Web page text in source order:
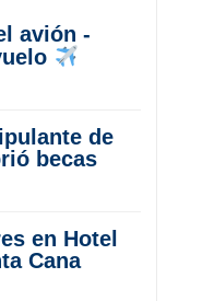
avión -
de
becas
en Hotel
Cana